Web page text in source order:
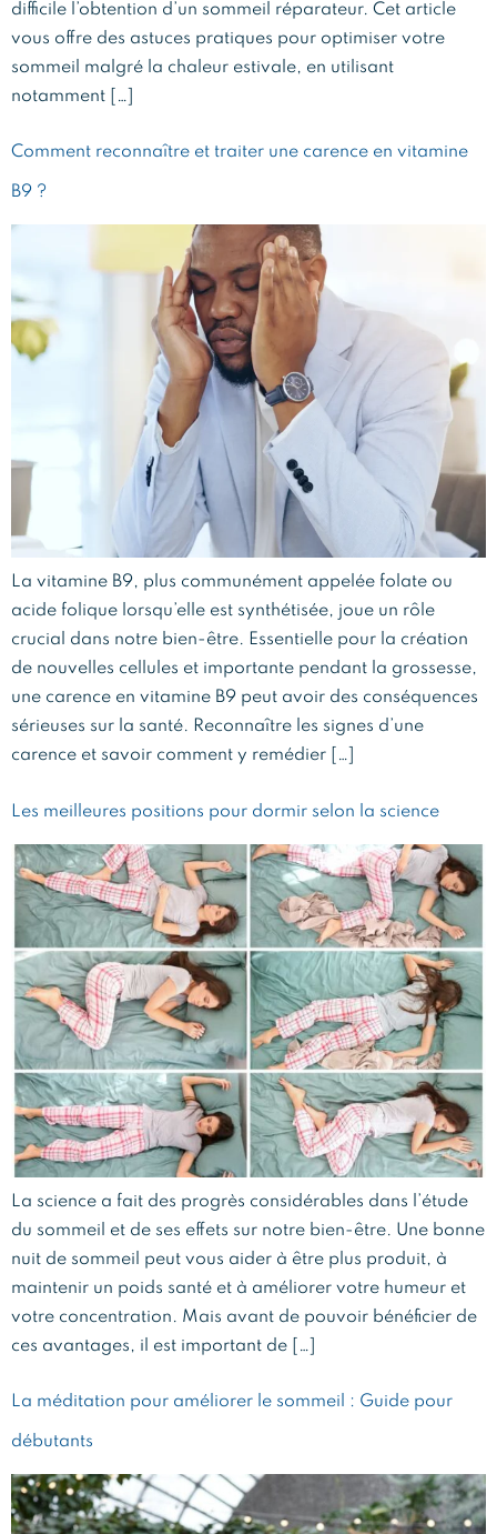
difficile l’obtention d’un sommeil réparateur. Cet article
vous offre des astuces pratiques pour optimiser votre
sommeil malgré la chaleur estivale, en utilisant
notamment […]
Comment reconnaître et traiter une carence en vitamine
B9 ?
La vitamine B9, plus communément appelée folate ou
acide folique lorsqu’elle est synthétisée, joue un rôle
crucial dans notre bien-être. Essentielle pour la création
de nouvelles cellules et importante pendant la grossesse,
une carence en vitamine B9 peut avoir des conséquences
sérieuses sur la santé. Reconnaître les signes d’une
carence et savoir comment y remédier […]
Les meilleures positions pour dormir selon la science
La science a fait des progrès considérables dans l’étude
du sommeil et de ses effets sur notre bien-être. Une bonne
nuit de sommeil peut vous aider à être plus produit, à
maintenir un poids santé et à améliorer votre humeur et
votre concentration. Mais avant de pouvoir bénéficier de
ces avantages, il est important de […]
La méditation pour améliorer le sommeil : Guide pour
débutants